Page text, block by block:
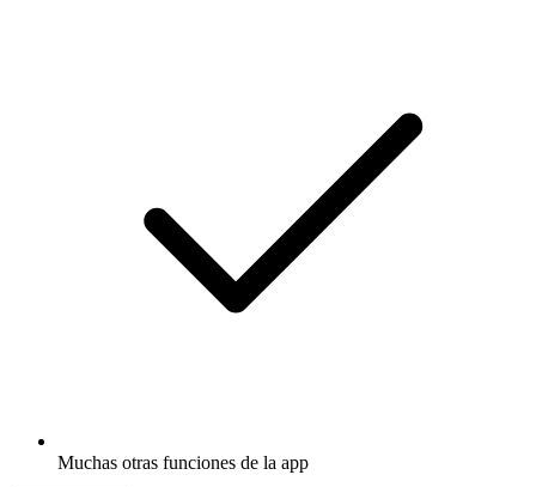
Muchas otras funciones de la app